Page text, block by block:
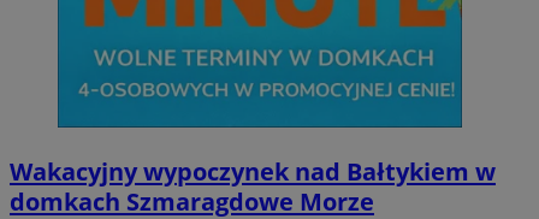
Wakacyjny wypoczynek nad Bałtykiem w
domkach Szmaragdowe Morze